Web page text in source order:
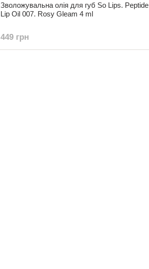
Зволожувальна олія для губ So Lips. Peptide
Lip Oil 007. Rosy Gleam 4 ml
449 грн